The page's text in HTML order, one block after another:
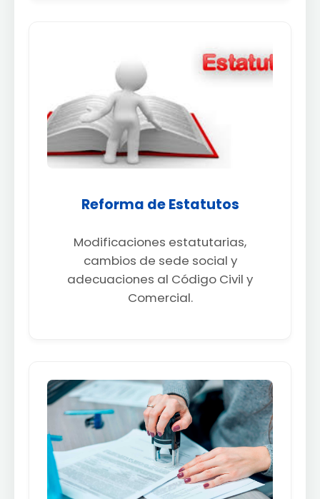
Reforma de Estatutos
Modificaciones estatutarias,
cambios de sede social y
adecuaciones al Código Civil y
Comercial.